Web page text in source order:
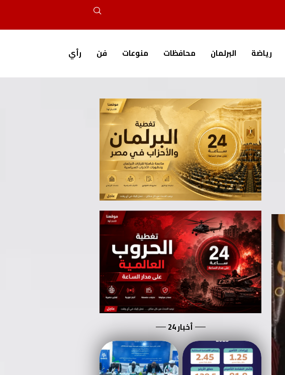
رياضة البرلمان محافظات منوعات فن رأي
أخبار 24